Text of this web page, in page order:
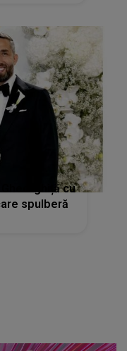
cu
spulberă